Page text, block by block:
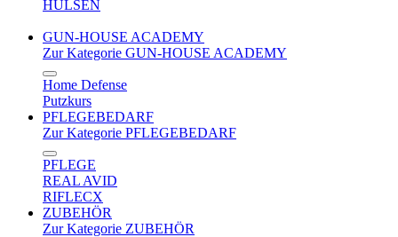
HÜLSEN
GUN-HOUSE ACADEMY
Zur Kategorie GUN-HOUSE ACADEMY
Home Defense
Putzkurs
PFLEGEBEDARF
Zur Kategorie PFLEGEBEDARF
PFLEGE
REAL AVID
RIFLECX
ZUBEHÖR
Zur Kategorie ZUBEHÖR